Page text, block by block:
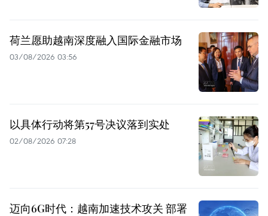
荷兰愿助越南深度融入国际金融市场
03/08/2026 03:56
以具体行动将第57号决议落到实处
02/08/2026 07:28
迈向6G时代：越南加速技术攻关 部署